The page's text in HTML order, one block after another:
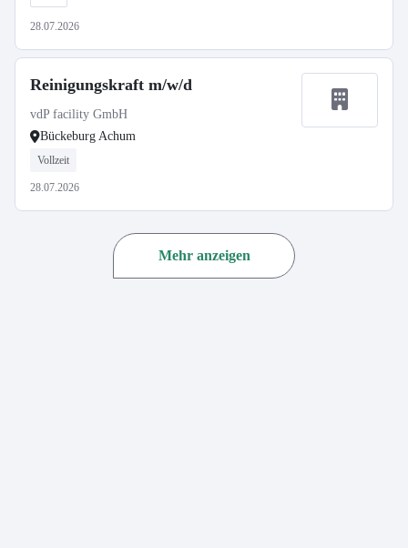
28.07.2026
Reinigungskraft m/w/d
vdP facility GmbH
Bückeburg Achum
Vollzeit
28.07.2026
Mehr anzeigen